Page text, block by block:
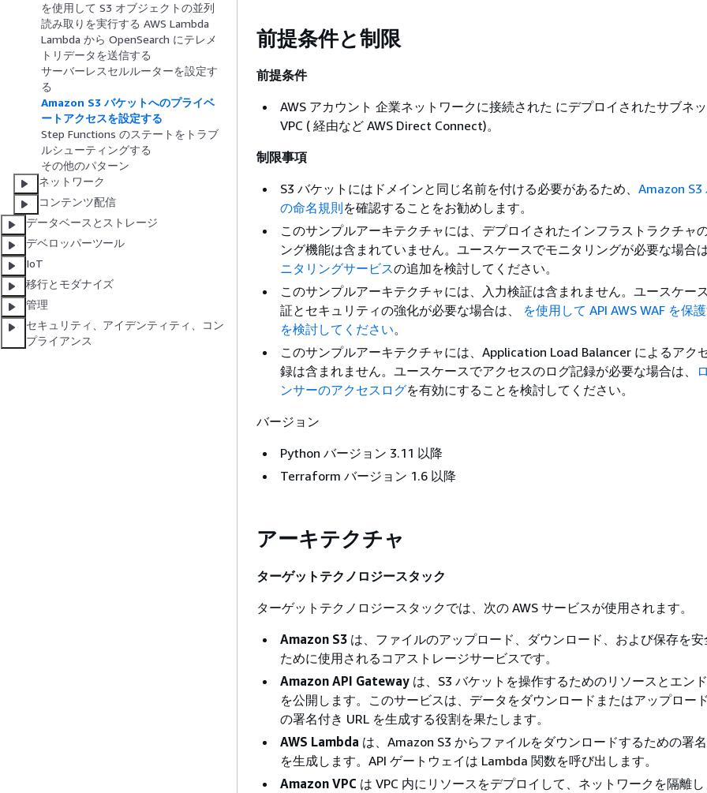
を使用して S3 オブジェクトの並列
読み取りを実行する AWS Lambda
Lambda から OpenSearch にテレメ
トリデータを送信する
サーバーレスセルルーターを設定す
る
Amazon S3 バケットへのプライベ
ートアクセスを設定する
Step Functions のステートをトラブ
ルシューティングする
その他のパターン
ネットワーク
コンテンツ配信
データベースとストレージ
デベロッパーツール
IoT
移行とモダナイズ
管理
セキュリティ、アイデンティティ、コン
プライアンス
前提条件と制限
前提条件
AWS アカウント 企業ネットワークに接続された にデプロイされたサブネ
VPC ( 経由など AWS Direct Connect)。
制限事項
S3 バケットにはドメインと同じ名前を付ける必要があるため、 Amazon S3
の命名規則を確認することをお勧めします。
このサンプルアーキテクチャには、デプロイされたインフラストラクチャ
ング機能は含まれていません。ユースケースでモニタリングが必要な場合は
ニタリングサービスの追加を検討してください。
このサンプルアーキテクチャには、入力検証は含まれません。ユースケー
証とセキュリティの強化が必要な場合は、 を使用して API AWS WAF を保
を検討してください。
このサンプルアーキテクチャには、Application Load Balancer によるアク
録は含まれません。ユースケースでアクセスのログ記録が必要な場合は、
ンサーのアクセスログを有効にすることを検討してください。
バージョン
Python バージョン 3.11 以降
Terraform バージョン 1.6 以降
アーキテクチャ
ターゲットテクノロジースタック
ターゲットテクノロジースタックでは、次の AWS サービスが使用されます。
Amazon S3 は、ファイルのアップロード、ダウンロード、および保存を安
ために使用されるコアストレージサービスです。
Amazon API Gateway は、S3 バケットを操作するためのリソースとエン
を公開します。このサービスは、データをダウンロードまたはアップロー
の署名付き URL を生成する役割を果たします。
AWS Lambda は、Amazon S3 からファイルをダウンロードするための署
を生成します。API ゲートウェイは Lambda 関数を呼び出します。
Amazon VPC は VPC 内にリソースをデプロイして、ネットワークを隔離し